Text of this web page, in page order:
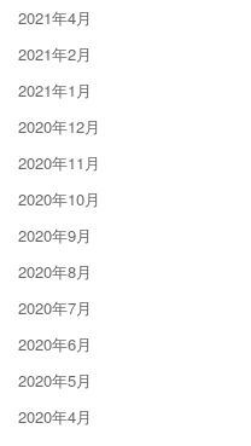
2021年4月
2021年2月
2021年1月
2020年12月
2020年11月
2020年10月
2020年9月
2020年8月
2020年7月
2020年6月
2020年5月
2020年4月